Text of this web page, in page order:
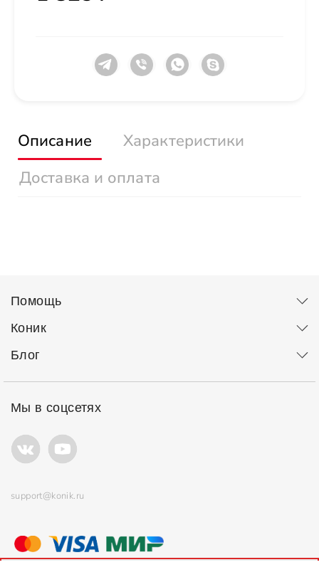
Описание
Характеристики
Доставка и оплата
Помощь
Коник
Блог
Мы в соцсетях
support@konik.ru